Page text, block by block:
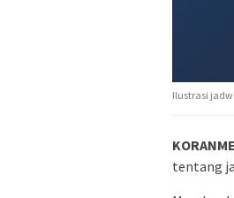
Ilustrasi
tentang